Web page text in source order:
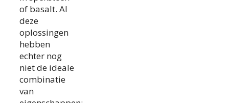
of basalt. Al
deze
oplossingen
hebben
echter nog
niet de ideale
combinatie
van